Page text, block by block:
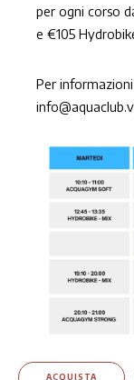
per ogni corso
e €105
Per
ACQUISTA